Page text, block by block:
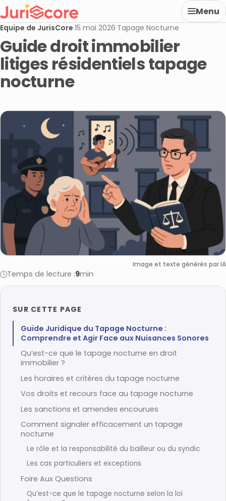
Menu
Equipe de JurisCore·15 mai 2026·Tapage Nocturne
Guide droit immobilier
litiges résidentiels tapage
nocturne
Image et texte générés par IA
Temps de lecture :9min
SUR CETTE PAGE
Guide Juridique du Tapage Nocturne :
Comprendre et Agir Face aux Nuisances Sonores
Qu’est-ce que le tapage nocturne en droit
immobilier ?
Les horaires et critères du tapage nocturne
Vos droits et recours face au tapage nocturne
Les sanctions et amendes encourues
Comment signaler efficacement un tapage
nocturne
Le rôle et la responsabilité du bailleur ou du syndic
Les cas particuliers et exceptions
Foire Aux Questions
Qu’est-ce que le tapage nocturne selon la loi